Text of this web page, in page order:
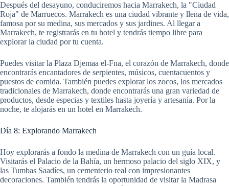
Después del desayuno, conduciremos hacia Marrakech, la "Ciudad
Roja" de Marruecos. Marrakech es una ciudad vibrante y llena de vida,
famosa por su medina, sus mercados y sus jardines. Al llegar a
Marrakech, te registrarás en tu hotel y tendrás tiempo libre para
explorar la ciudad por tu cuenta.
Puedes visitar la Plaza Djemaa el-Fna, el corazón de Marrakech, donde
encontrarás encantadores de serpientes, músicos, cuentacuentos y
puestos de comida. También puedes explorar los zocos, los mercados
tradicionales de Marrakech, donde encontrarás una gran variedad de
productos, desde especias y textiles hasta joyería y artesanía. Por la
noche, te alojarás en un hotel en Marrakech.
Día 8: Explorando Marrakech
Hoy explorarás a fondo la medina de Marrakech con un guía local.
Visitarás el Palacio de la Bahía, un hermoso palacio del siglo XIX, y
las Tumbas Saadíes, un cementerio real con impresionantes
decoraciones. También tendrás la oportunidad de visitar la Madrasa